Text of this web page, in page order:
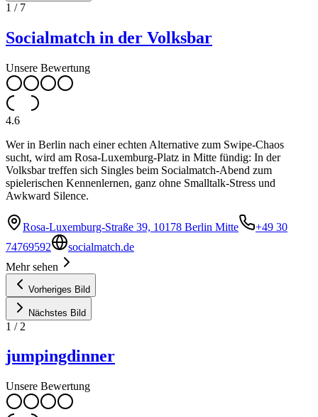
1 / 7
Socialmatch in der Volksbar
Unsere Bewertung
4.6
Wer in Berlin nach einer echten Alternative zum Swipe-Chaos
sucht, wird am Rosa-Luxemburg-Platz in Mitte fündig: In der
Volksbar treffen sich Singles beim Socialmatch-Abend zum
spielerischen Kennenlernen, ganz ohne Smalltalk-Stress und
Awkward Silence.
Rosa-Luxemburg-Straße 39, 10178 Berlin Mitte
+49 30
74769592
socialmatch.de
Mehr sehen
Vorheriges Bild
Nächstes Bild
1 / 2
jumpingdinner
Unsere Bewertung